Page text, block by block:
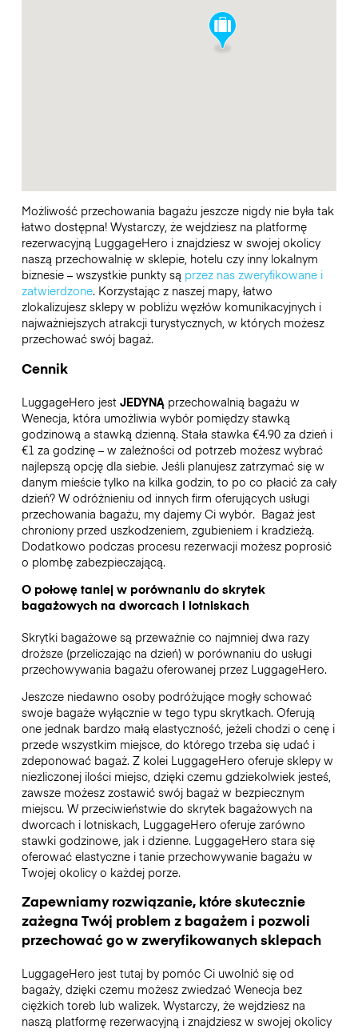
Możliwość przechowania bagażu jeszcze nigdy nie była tak
łatwo dostępna! Wystarczy, że wejdziesz na platformę
rezerwacyjną LuggageHero i znajdziesz w swojej okolicy
naszą przechowalnię w sklepie, hotelu czy inny lokalnym
biznesie – wszystkie punkty są przez nas zweryfikowane i
zatwierdzone. Korzystając z naszej mapy, łatwo
zlokalizujesz sklepy w pobliżu węzłów komunikacyjnych i
najważniejszych atrakcji turystycznych, w których możesz
przechować swój bagaż.
Cennik
LuggageHero jest JEDYNĄprzechowalnią bagażu w
Wenecja, która umożliwia wybór pomiędzy stawką
godzinową a stawką dzienną. Stała stawka €4.90 za dzień i
€1 za godzinę – w zależności od potrzeb możesz wybrać
najlepszą opcję dla siebie. Jeśli planujesz zatrzymać się w
danym mieście tylko na kilka godzin, to po co płacić za cały
dzień? W odróżnieniu od innych firm oferujących usługi
przechowania bagażu, my dajemy Ci wybór. Bagaż jest
chroniony przed uszkodzeniem, zgubieniem i kradzieżą.
Dodatkowo podczas procesu rezerwacji możesz poprosić
o plombę zabezpieczającą.
O połowę taniej w porównaniu do skrytek
bagażowych na dworcach i lotniskach
Skrytki bagażowe są przeważnie co najmniej dwa razy
droższe (przeliczając na dzień) w porównaniu do usługi
przechowywania bagażu oferowanej przez LuggageHero.
Jeszcze niedawno osoby podróżujące mogły schować
swoje bagaże wyłącznie w tego typu skrytkach. Oferują
one jednak bardzo małą elastyczność, jeżeli chodzi o cenę i
przede wszystkim miejsce, do którego trzeba się udać i
zdeponować bagaż. Z kolei LuggageHero oferuje sklepy w
niezliczonej ilości miejsc, dzięki czemu gdziekolwiek jesteś,
zawsze możesz zostawić swój bagaż w bezpiecznym
miejscu. W przeciwieństwie do skrytek bagażowych na
dworcach i lotniskach, LuggageHero oferuje zarówno
stawki godzinowe, jak i dzienne. LuggageHero stara się
oferować elastyczne i tanie przechowywanie bagażu w
Twojej okolicy o każdej porze.
Zapewniamy rozwiązanie, które skutecznie
zażegna Twój problem z bagażem i pozwoli
przechować go w zweryfikowanych sklepach
LuggageHero jest tutaj by pomóc Ci uwolnić się od
bagaży, dzięki czemu możesz zwiedzać Wenecja bez
ciężkich toreb lub walizek. Wystarczy, że wejdziesz na
naszą platformę rezerwacyjną i znajdziesz w swojej okolicy